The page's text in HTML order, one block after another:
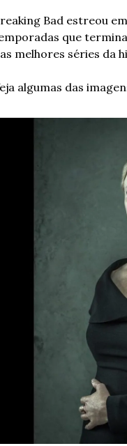
Bad estreou
que
melhores séries da
algumas das